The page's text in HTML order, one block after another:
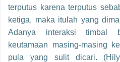
terputus karena terputus
ketiga, maka itulah yang
Adanya interaksi timbal
keutamaan masing-masing
pula yang sulit dicari.